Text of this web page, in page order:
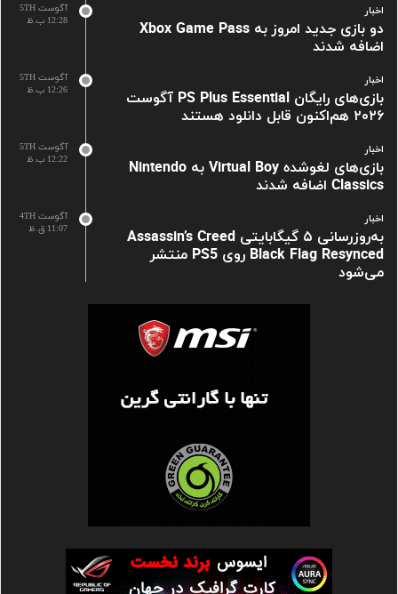
آگوست 5TH
12:28 ب.ظ
اخبار
دو بازی جدید امروز به Xbox Game Pass
اضافه شدند
آگوست 5TH
12:26 ب.ظ
اخبار
بازی‌های رایگان PS Plus Essential آگوست
۲۰۲۶ هم‌اکنون قابل دانلود هستند
آگوست 5TH
12:22 ب.ظ
اخبار
بازی‌های لغوشده Virtual Boy به Nintendo
Classics اضافه شدند
آگوست 4TH
11:07 ق.ظ
اخبار
به‌روزرسانی ۵ گیگابایتی Assassin’s Creed
Black Flag Resynced روی PS5 منتشر
می‌شود